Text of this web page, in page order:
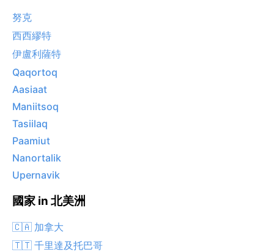
努克
西西繆特
伊盧利薩特
Qaqortoq
Aasiaat
Maniitsoq
Tasiilaq
Paamiut
Nanortalik
Upernavik
國家 in 北美洲
🇨🇦 加拿大
🇹🇹 千里達及托巴哥